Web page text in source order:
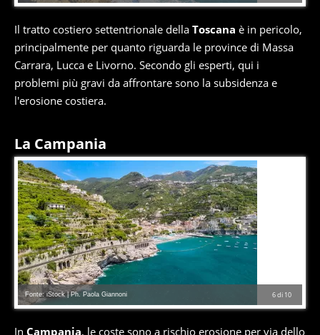
Il tratto costiero settentrionale della Toscana è in pericolo,
principalmente per quanto riguarda le province di Massa
Carrara, Lucca e Livorno. Secondo gli esperti, qui i
problemi più gravi da affrontare sono la subsidenza e
l'erosione costiera.
La Campania
6di 10
Fonte: iStock | Ph. Paola Giannoni
In Campania, le coste sono a rischio erosione per via dello